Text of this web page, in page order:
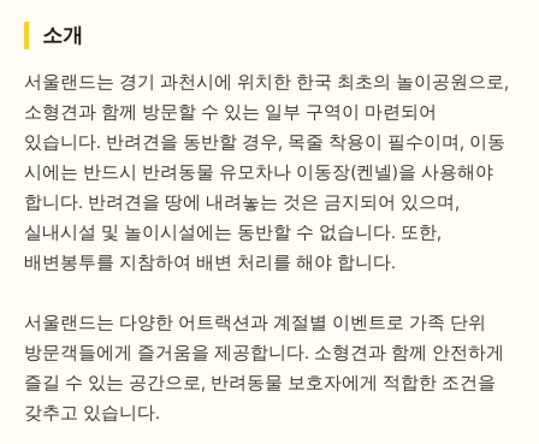
소개
서울랜드는 경기 과천시에 위치한 한국 최초의 놀이공원으로,
소형견과 함께 방문할 수 있는 일부 구역이 마련되어
있습니다. 반려견을 동반할 경우, 목줄 착용이 필수이며, 이동
시에는 반드시 반려동물 유모차나 이동장(켄넬)을 사용해야
합니다. 반려견을 땅에 내려놓는 것은 금지되어 있으며,
실내시설 및 놀이시설에는 동반할 수 없습니다. 또한,
배변봉투를 지참하여 배변 처리를 해야 합니다.
서울랜드는 다양한 어트랙션과 계절별 이벤트로 가족 단위
방문객들에게 즐거움을 제공합니다. 소형견과 함께 안전하게
즐길 수 있는 공간으로, 반려동물 보호자에게 적합한 조건을
갖추고 있습니다.